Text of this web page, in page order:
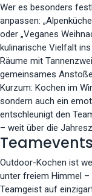
Wer es besonders
anpassen:
oder „Veganes
kulinarische Vielfalt
Räume mit
gemeinsames
Kurzum: Kochen im
sondern auch ein
entschleunigt den
– weit über die
Outdoor-Kochen ist
unter freiem Himmel –
Teamgeist auf